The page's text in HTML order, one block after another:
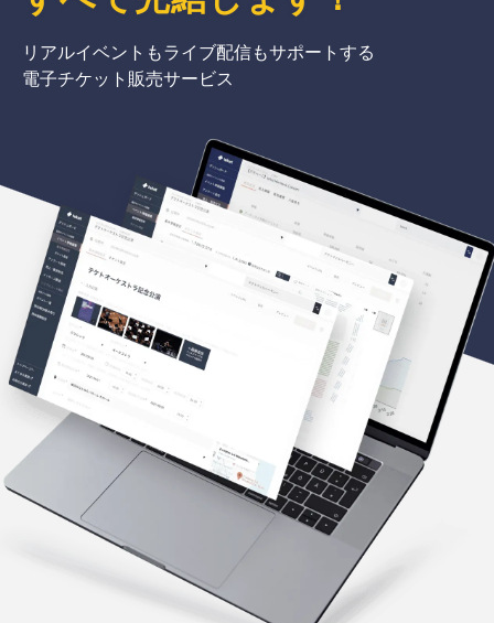
リアルイベントもライブ配信もサポートする
電子チケット販売サービス